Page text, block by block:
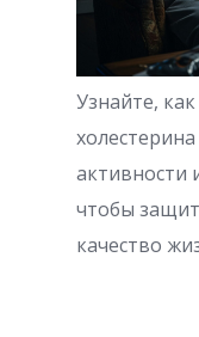
Узнайте,
активности
чтобы
качество